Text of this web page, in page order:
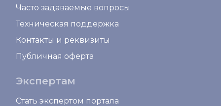
Часто задаваемые вопросы
Техническая поддержка
Контакты и реквизиты
Публичная оферта
Экспертам
Стать экспертом портала